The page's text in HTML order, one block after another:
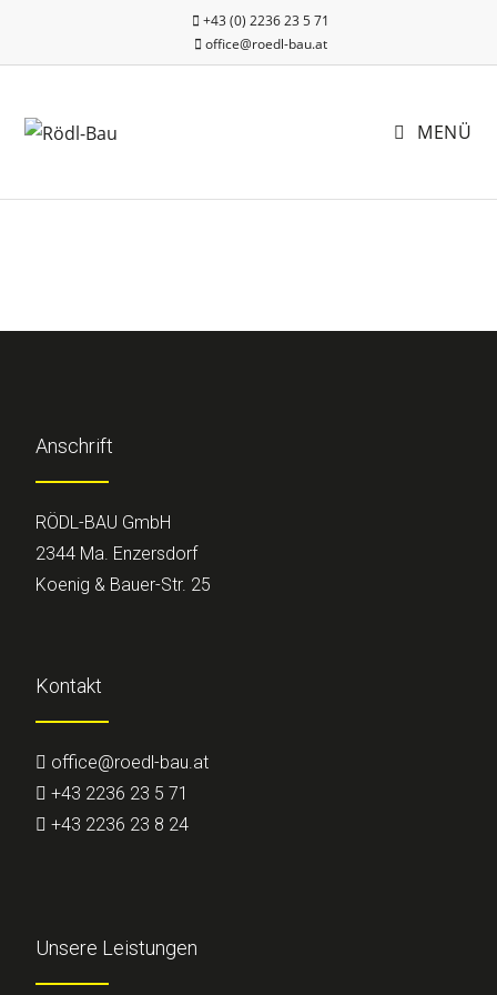
+43 (0) 2236 23 5 71
office@roedl-bau.at
MENÜ
Anschrift
RÖDL-BAU GmbH
2344 Ma. Enzersdorf
Koenig & Bauer-Str. 25
Kontakt
office@roedl-bau.at
+43 2236 23 5 71
+43 2236 23 8 24
Unsere Leistungen